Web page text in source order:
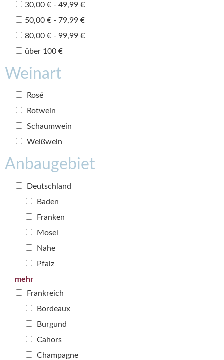
30,00 € - 49,99 €
50,00 € - 79,99 €
80,00 € - 99,99 €
über 100 €
Weinart
Rosé
Rotwein
Schaumwein
Weißwein
Anbaugebiet
Deutschland
Baden
Franken
Mosel
Nahe
Pfalz
mehr
Frankreich
Bordeaux
Burgund
Cahors
Champagne